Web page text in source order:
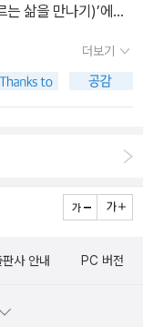
삶을 만나기)’에다
글씨만 훑을 적에는
몸매나 겉모습이나
살피게 마련입니다.
싹터서 자라나는
으로 슥 훑을 적에는
에 비로소 어느 쪽으
칩니다. 파란하늘을
더보기
판사 안내 PC 버전